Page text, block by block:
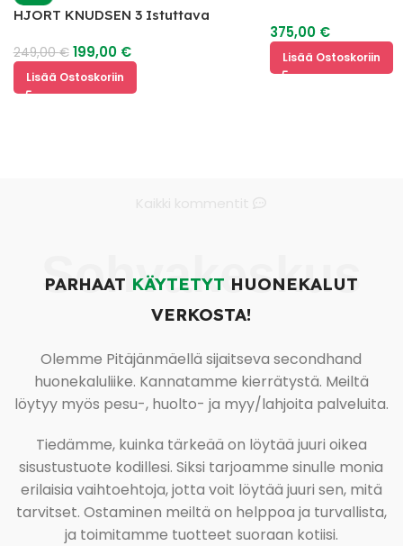
HJORT KNUDSEN 3 Istuttava
249,00€ 199,00 €
Lisää Ostoskoriin
375,00 €
Lisää Ostoskoriin
Sohvakeskus
PARHAAT KÄYTETYT HUONEKALUT
VERKOSTA!
Olemme Pitäjänmäellä sijaitseva secondhand
huonekaluliike. Kannatamme kierrätystä. Meiltä
löytyy myös pesu-, huolto- ja myy/lahjoita palveluita.
Tiedämme, kuinka tärkeää on löytää juuri oikea
sisustustuote kodillesi. Siksi tarjoamme sinulle monia
erilaisia vaihtoehtoja, jotta voit löytää juuri sen, mitä
tarvitset. Ostaminen meiltä on helppoa ja turvallista,
ja toimitamme tuotteet suoraan kotiisi.